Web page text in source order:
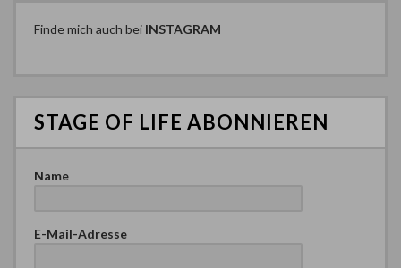
Finde mich auch bei INSTAGRAM
STAGE OF LIFE ABONNIEREN
Name
E-Mail-Adresse